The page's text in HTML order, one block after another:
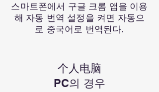
스마트폰에서 구글 크롬 앱을 이용
해 자동 번역 설정을 켜면 자동으
로 중국어로 번역된다.
个人电脑
PC의 경우